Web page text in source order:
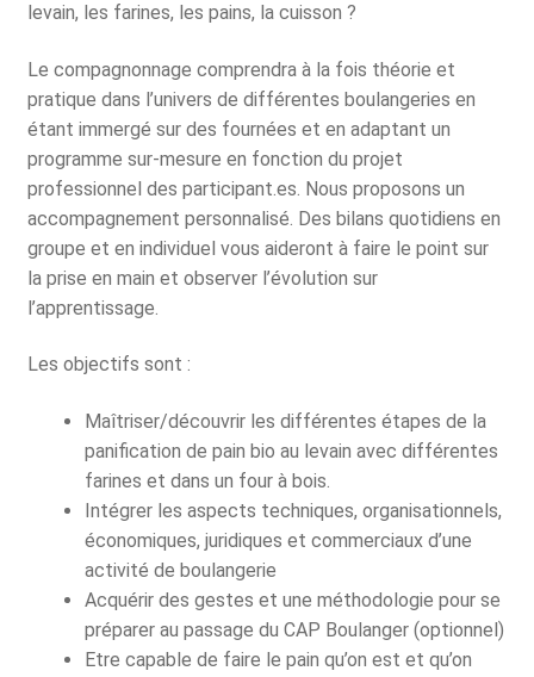
levain, les farines, les pains, la cuisson ?
Le compagnonnage comprendra à la fois théorie et
pratique dans l’univers de différentes boulangeries en
étant immergé sur des fournées et en adaptant un
programme sur-mesure en fonction du projet
professionnel des participant.es. Nous proposons un
accompagnement personnalisé. Des bilans quotidiens en
groupe et en individuel vous aideront à faire le point sur
la prise en main et observer l’évolution sur
l’apprentissage.
Les objectifs sont :
Maîtriser/découvrir les différentes étapes de la
panification de pain bio au levain avec différentes
farines et dans un four à bois.
Intégrer les aspects techniques, organisationnels,
économiques, juridiques et commerciaux d’une
activité de boulangerie
Acquérir des gestes et une méthodologie pour se
préparer au passage du CAP Boulanger (optionnel)
Etre capable de faire le pain qu’on est et qu’on